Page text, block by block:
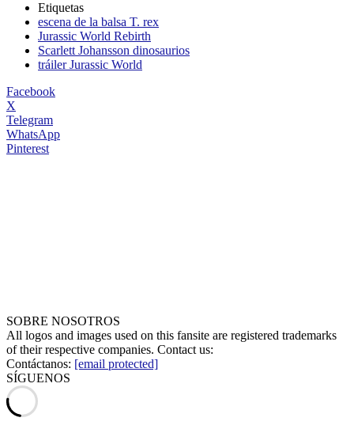
Etiquetas
escena de la balsa T. rex
Jurassic World Rebirth
Scarlett Johansson dinosaurios
tráiler Jurassic World
Facebook
X
Telegram
WhatsApp
Pinterest
SOBRE NOSOTROS
All logos and images used on this fansite are registered trademarks
of their respective companies. Contact us:
Contáctanos: [email protected]
SÍGUENOS